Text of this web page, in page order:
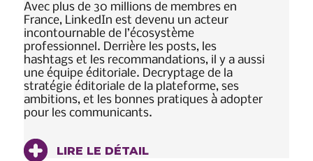
Avec plus de 30 millions de membres en
France, LinkedIn est devenu un acteur
incontournable de l’écosystème
professionnel. Derrière les posts, les
hashtags et les recommandations, il y a aussi
une équipe éditoriale. Decryptage de la
stratégie éditoriale de la plateforme, ses
ambitions, et les bonnes pratiques à adopter
pour les communicants.
LIRE LE DÉTAIL